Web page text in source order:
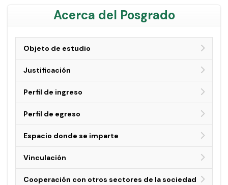
Acerca del Posgrado
Objeto de estudio
Justificación
Perfil de ingreso
Perfil de egreso
Espacio donde se imparte
Vinculación
Cooperación con otros sectores de la sociedad